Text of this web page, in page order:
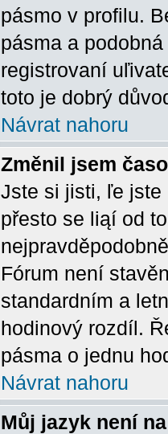
pásmo v profilu.
pásma a
registrovaní
toto je dobrý
Návrat nahoru
Změnil jsem
Jste si jisti, ľe jste
přesto se liąí od
Fórum není
standardním a
hodinový rozdíl.
pásma o jednu
Návrat nahoru
Můj jazyk není